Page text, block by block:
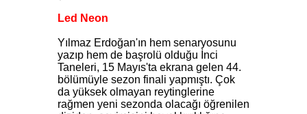
Led Neon
Yılmaz Erdoğan'ın hem senaryosunu
yazıp hem de başrolü olduğu İnci
Taneleri, 15 Mayıs'ta ekrana gelen 44.
bölümüyle sezon finali yapmıştı. Çok
da yüksek olmayan reytinglerine
rağmen yeni sezonda olacağı öğrenilen